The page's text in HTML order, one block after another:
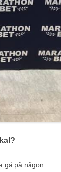
gå på någon